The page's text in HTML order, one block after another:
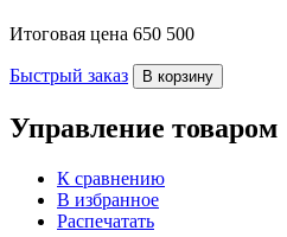
Итоговая цена 650 500
Быстрый заказ В корзину
Управление товаром
К сравнению
В избранное
Распечатать